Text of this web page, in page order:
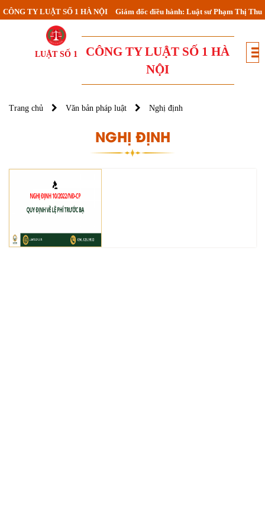
CÔNG TY LUẬT SỐ 1 HÀ NỘI Giám đốc điều hành: Luật sư Phạm Thị Thu
LUẬT SỐ 1
CÔNG TY LUẬT SỐ 1 HÀ
NỘI
Trang chủ Văn bản pháp luật Nghị định
NGHỊ ĐỊNH